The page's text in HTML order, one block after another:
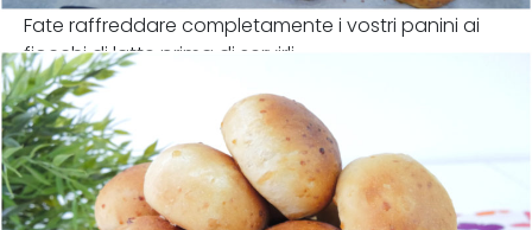
Fate raffreddare completamente i vostri panini ai
fiocchi di latte prima di servirli.